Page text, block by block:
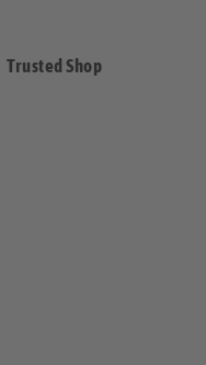
Trusted Shop